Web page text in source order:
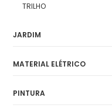
TRILHO
JARDIM
MATERIAL ELÉTRICO
PINTURA